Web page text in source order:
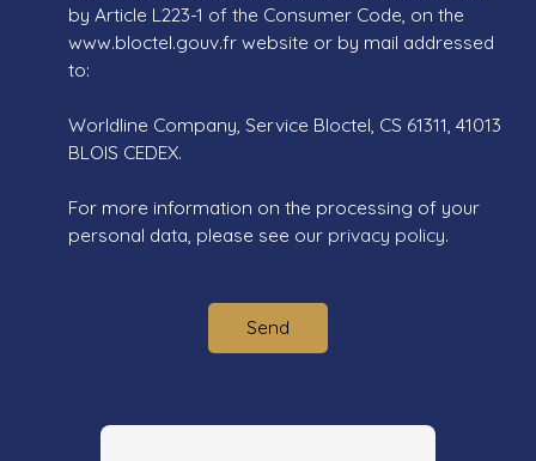
by Article L223-1 of the Consumer Code, on the
www.bloctel.gouv.fr website or by mail addressed
to:
Worldline Company, Service Bloctel, CS 61311, 41013
BLOIS CEDEX.
For more information on the processing of your
personal data, please see our privacy policy.
Send